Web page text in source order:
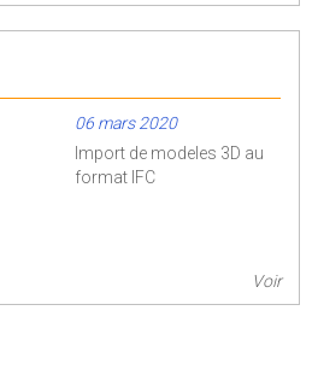
06 mars 2020
Import de modeles 3D au
format IFC
Voir